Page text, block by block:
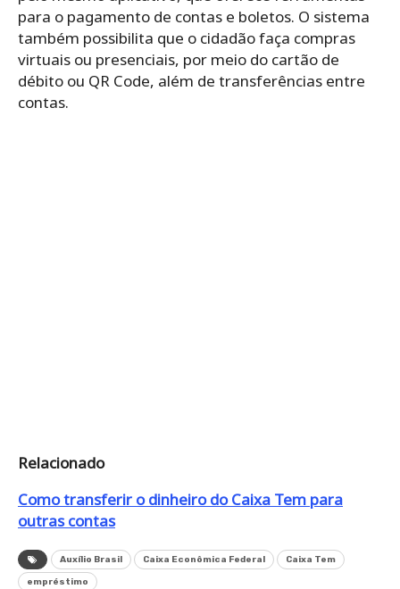
para o pagamento de contas e boletos. O sistema
também possibilita que o cidadão faça compras
virtuais ou presenciais, por meio do cartão de
débito ou QR Code, além de transferências entre
contas.
Relacionado
Como transferir o dinheiro do Caixa Tem para
outras contas
Auxílio Brasil Caixa Econômica Federal Caixa Tem
empréstimo